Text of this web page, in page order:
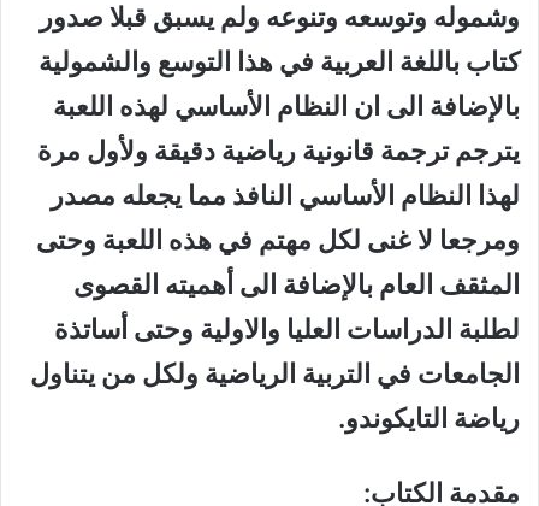
وشموله وتوسعه وتنوعه ولم يسبق قبلا صدور
كتاب باللغة العربية في هذا التوسع والشمولية
بالإضافة الى ان النظام الأساسي لهذه اللعبة
يترجم ترجمة قانونية رياضية دقيقة ولأول مرة
لهذا النظام الأساسي النافذ مما يجعله مصدر
ومرجعا لا غنى لكل مهتم في هذه اللعبة وحتى
المثقف العام بالإضافة الى أهميته القصوى
لطلبة الدراسات العليا والاولية وحتى أساتذة
الجامعات في التربية الرياضية ولكل من يتناول
رياضة التايكوندو.
مقدمة الكتاب: